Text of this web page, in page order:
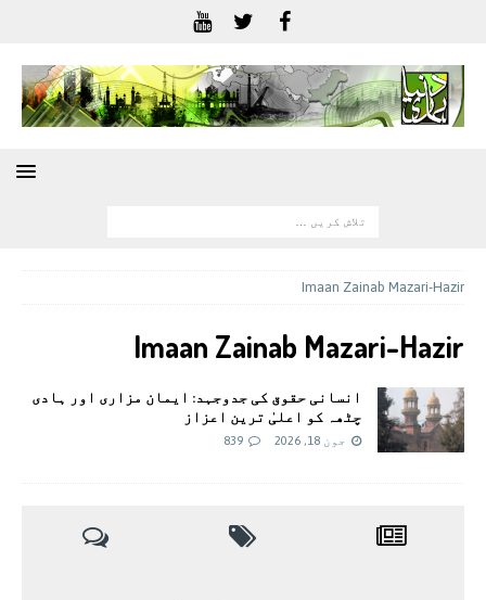
Imaan Zainab Mazari-Hazir
Imaan Zainab Mazari-Hazir
انسانی حقوق کی جدوجہد: ایمان مزاری اور ہادی
چٹھہ کو اعلیٰ ترین اعزاز
جون 18, 2026 839